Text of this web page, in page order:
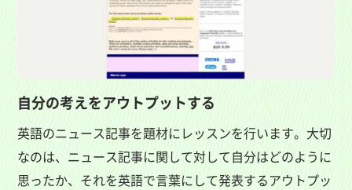
自分の考えをアウトプットする
英語のニュース記事を題材にレッスンを行います。大切
なのは、ニュース記事に関して対して自分はどのように
思ったか、それを英語で言葉にして発表するアウトプッ